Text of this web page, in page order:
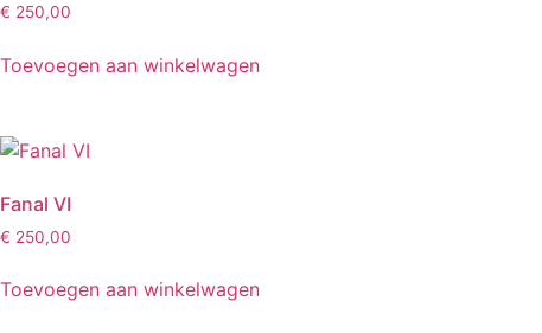
€ 250,00
Toevoegen aan winkelwagen
Fanal VI
€ 250,00
Toevoegen aan winkelwagen